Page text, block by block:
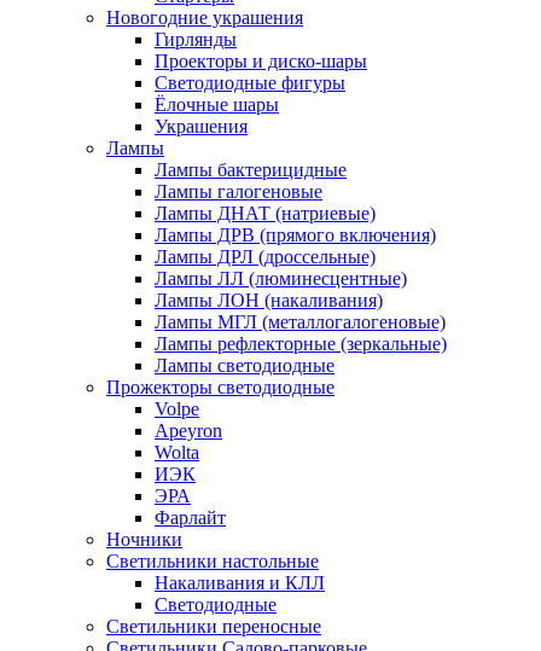
Новогодние украшения
Гирлянды
Проекторы и диско-шары
Светодиодные фигуры
Ёлочные шары
Украшения
Лампы
Лампы бактерицидные
Лампы галогеновые
Лампы ДНАТ (натриевые)
Лампы ДРВ (прямого включения)
Лампы ДРЛ (дроссельные)
Лампы ЛЛ (люминесцентные)
Лампы ЛОН (накаливания)
Лампы МГЛ (металлогалогеновые)
Лампы рефлекторные (зеркальные)
Лампы светодиодные
Прожекторы светодиодные
Volpe
Apeyron
Wolta
ИЭК
ЭРА
Фарлайт
Ночники
Светильники настольные
Накаливания и КЛЛ
Светодиодные
Светильники переносные